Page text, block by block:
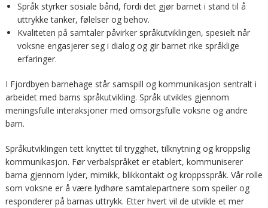
Språk styrker sosiale bånd, fordi det gjør barnet i stand til å
uttrykke tanker, følelser og behov.
Kvaliteten på samtaler påvirker språkutviklingen, spesielt når
voksne engasjerer seg i dialog og gir barnet rike språklige
erfaringer.
I Fjordbyen barnehage står samspill og kommunikasjon sentralt i
arbeidet med barns språkutvikling. Språk utvikles gjennom
meningsfulle interaksjoner med omsorgsfulle voksne og andre
barn.
Språkutviklingen tett knyttet til trygghet, tilknytning og kroppslig
kommunikasjon. Før verbalspråket er etablert, kommuniserer
barna gjennom lyder, mimikk, blikkontakt og kroppsspråk. Vår rolle
som voksne er å være lydhøre samtalepartnere som speiler og
responderer på barnas uttrykk. Etter hvert vil de utvikle et mer